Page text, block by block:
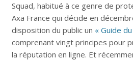
Squad, habitué à ce genre de
Axa France qui décide en
disposition du public un « Guide
comprenant vingt principes pour
la réputation en ligne. Et